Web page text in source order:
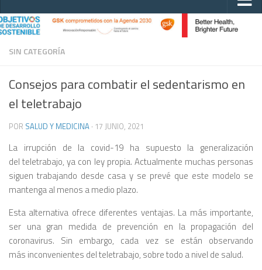
SIN CATEGORÍA
Consejos para combatir el sedentarismo en
el teletrabajo
POR SALUD Y MEDICINA · 17 JUNIO, 2021
La irrupción de la covid-19 ha supuesto la generalización
del teletrabajo, ya con ley propia. Actualmente muchas personas
siguen trabajando desde casa y se prevé que este modelo se
mantenga al menos a medio plazo.
Esta alternativa ofrece diferentes ventajas. La más importante,
ser una gran medida de prevención en la propagación del
coronavirus. Sin embargo, cada vez se están observando
más inconvenientes del teletrabajo, sobre todo a nivel de salud.